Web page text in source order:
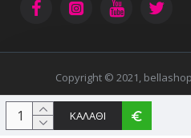
ΚΑΛΆΘΙ
Copyright © 2021,